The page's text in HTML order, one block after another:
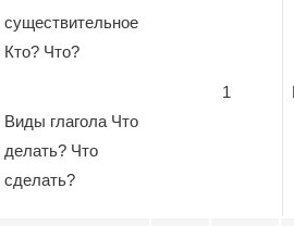
существительное
Кто? Что?
Виды глагола Что
делать? Что
сделать?
1